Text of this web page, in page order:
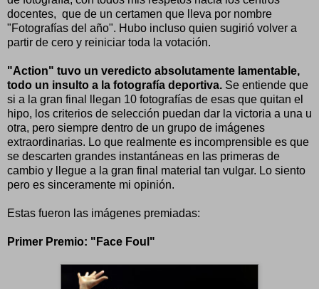
docentes, que de un certamen que lleva por nombre
"Fotografías del año". Hubo incluso quien sugirió volver a
partir de cero y reiniciar toda la votación.
"Action" tuvo un veredicto absolutamente lamentable,
todo un insulto a la fotografía deportiva. Se entiende que
si a la gran final llegan 10 fotografías de esas que quitan el
hipo, los criterios de selección puedan dar la victoria a una u
otra, pero siempre dentro de un grupo de imágenes
extraordinarias. Lo que realmente es incomprensible es que
se descarten grandes instantáneas en las primeras de
cambio y llegue a la gran final material tan vulgar. Lo siento
pero es sinceramente mi opinión.
Estas fueron las imágenes premiadas:
Primer Premio: "Face Foul"